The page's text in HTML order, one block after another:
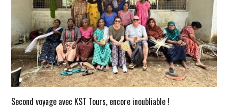
Second voyage avec KST Tours, encore inoubliable !